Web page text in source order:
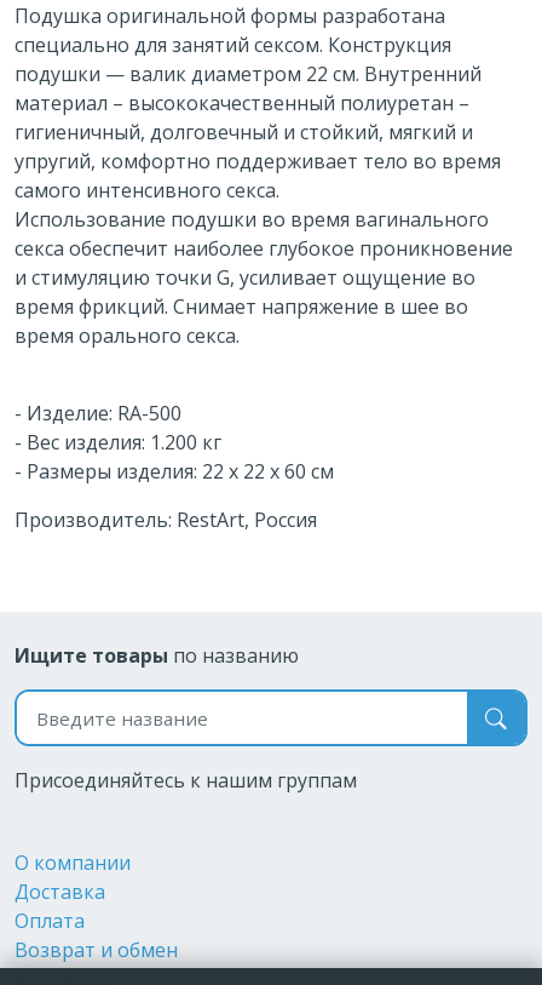
Подушка оригинальной формы разработана
специально для занятий сексом. Конструкция
подушки — валик диаметром 22 см. Внутренний
материал – высококачественный полиуретан –
гигиеничный, долговечный и стойкий, мягкий и
упругий, комфортно поддерживает тело во время
самого интенсивного секса.
Использование подушки во время вагинального
секса обеспечит наиболее глубокое проникновение
и стимуляцию точки G, усиливает ощущение во
время фрикций. Снимает напряжение в шее во
время орального секса.
- Изделие: RA-500
- Вес изделия: 1.200 кг
- Размеры изделия: 22 x 22 x 60 см
Производитель: RestArt, Россия
Ищите товары по названию
Поиск по названию
Присоединяйтесь к нашим группам
О компании
Доставка
Оплата
Возврат и обмен